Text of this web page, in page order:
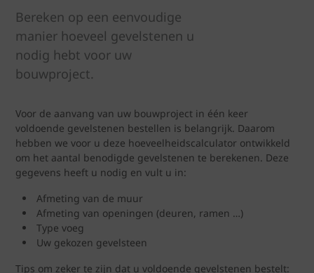
Bereken op een eenvoudige
manier hoeveel gevelstenen u
nodig hebt voor uw
bouwproject.
Voor de aanvang van uw bouwproject in één keer
voldoende gevelstenen bestellen is belangrijk. Daarom
hebben we voor u deze hoeveelheidscalculator ontwikkeld
om het aantal benodigde gevelstenen te berekenen. Deze
gegevens heeft u nodig en vult u in:
Afmeting van de muur
Afmeting van openingen (deuren, ramen …)
Type voeg
Uw gekozen gevelsteen
Tips om zeker te zijn dat u voldoende gevelstenen bestelt: